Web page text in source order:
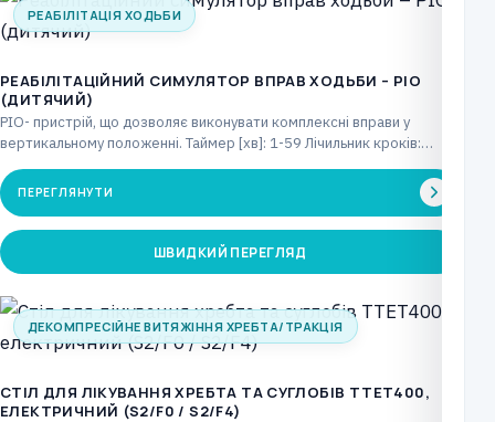
РЕАБІЛІТАЦІЯ ХОДЬБИ
РЕАБІЛІТАЦІЙНИЙ СИМУЛЯТОР ВПРАВ ХОДЬБИ – PIO
(ДИТЯЧИЙ)
PIO- пристрій, що дозволяє виконувати комплексні вправи у
вертикальному положенні. Таймер [хв]: 1-59 Лічильник кроків:
ПЕРЕГЛЯНУТИ
ШВИДКИЙ ПЕРЕГЛЯД
ДЕКОМПРЕСІЙНЕ ВИТЯЖІННЯ ХРЕБТА/ТРАКЦІЯ
CТІЛ ДЛЯ ЛІКУВАННЯ ХРЕБТА ТА СУГЛОБІВ TTET400,
ЕЛЕКТРИЧНИЙ (S2/F0 / S2/F4)